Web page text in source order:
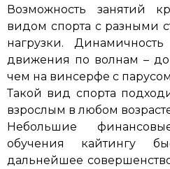
Возможность занятий
видом спорта с разными
нагрузки.
движения по волнам –
чем на винсерфе с
Такой вид спорта
взрослым в любом
Небольшие
обучения кайтингу
дальнейшее